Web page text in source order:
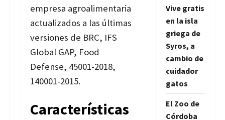
empresa agroalimentaria
actualizados a las últimas
versiones de BRC, IFS
Global GAP, Food
Defense, 45001-2018,
140001-2015.
Características
Vive gratis
en la isla
griega de
Syros, a
cambio de
cuidador
gatos
El Zoo de
Córdoba